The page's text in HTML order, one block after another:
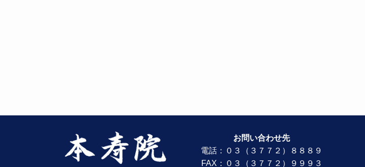
お問い合わせ先
電話： ０３（３７７２）８８８９
FAX：０３（３７７２）９９９３